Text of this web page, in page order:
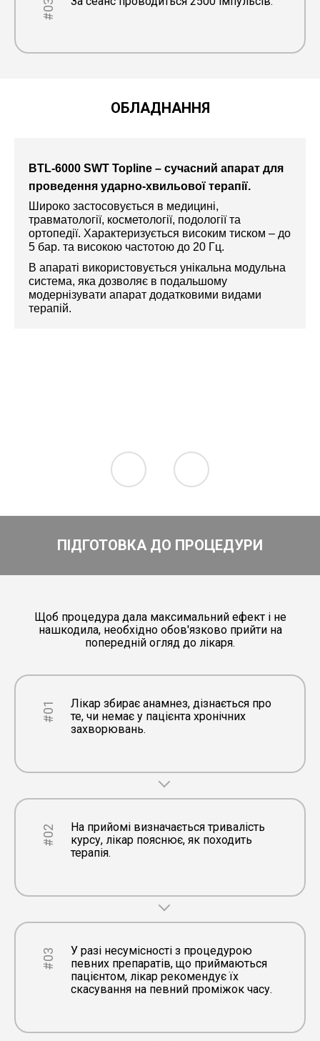
#03
ОБЛАДНАННЯ
BTL-6000 SWT Topline – сучасний апарат для
проведення ударно-хвильової терапії.
Широко застосовується в медицині,
травматології, косметології, подології та
ортопедії. Характеризується високим тиском – до
5 бар. та високою частотою до 20 Гц.
В апараті використовується унікальна модульна
система, яка дозволяє в подальшому
модернізувати апарат додатковими видами
терапій.
ПІДГОТОВКА ДО ПРОЦЕДУРИ
Щоб процедура дала максимальний ефект і не
нашкодила, необхідно обов'язково прийти на
попередній огляд до лікаря.
#01
Лікар збирає анамнез, дізнається про
те, чи немає у пацієнта хронічних
захворювань.
#02
На прийомі визначається тривалість
курсу, лікар пояснює, як походить
терапія.
#03
У разі несумісності з процедурою
певних препаратів, що приймаються
пацієнтом, лікар рекомендує їх
скасування на певний проміжок часу.